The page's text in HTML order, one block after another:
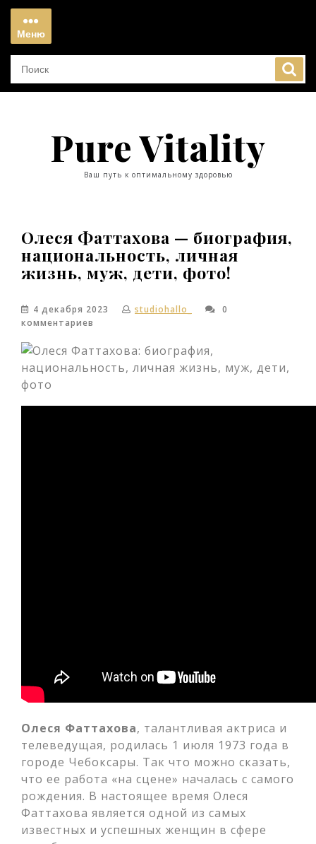
Перейти
содержимому
Меню
Меню
Pure Vitality
Ваш путь к оптимальному здоровью
Олеся Фаттахова — биография,
национальность, личная
жизнь, муж, дети, фото!
4 декабря 2023 studiohallo_
0
комментариев
Олеся Фаттахова, талантливая актриса и
телеведущая, родилась 1 июля 1973 года в
городе Чебоксары. Так что можно сказать,
что ее работа «на сцене» началась с самого
рождения. В настоящее время Олеся
Фаттахова является одной из самых
известных и успешных женщин в сфере